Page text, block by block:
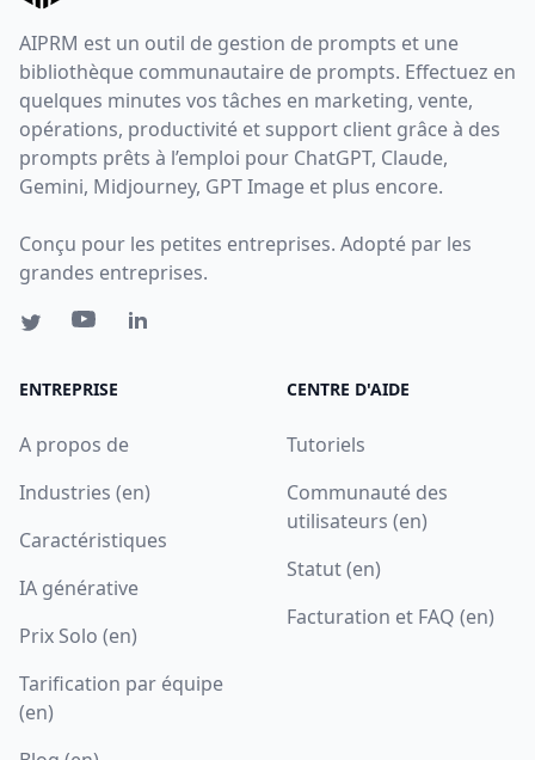
AIPRM est un outil de gestion de prompts et une
bibliothèque communautaire de prompts. Effectuez en
quelques minutes vos tâches en marketing, vente,
opérations, productivité et support client grâce à des
prompts prêts à l’emploi pour ChatGPT, Claude,
Gemini, Midjourney, GPT Image et plus encore.
Conçu pour les petites entreprises. Adopté par les
grandes entreprises.
ENTREPRISE
A propos de
Industries (en)
Caractéristiques
IA générative
Prix Solo (en)
Tarification par équipe
(en)
CENTRE D'AIDE
Tutoriels
Communauté des
utilisateurs (en)
Statut (en)
Facturation et FAQ (en)